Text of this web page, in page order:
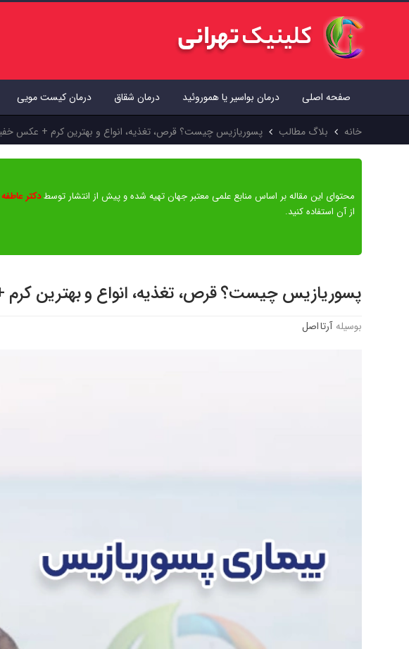
صفحه اصلی درمان بواسیر یا هموروئید درمان شقاق درمان کیست مویی
خانه بلاگ مطالب پسوریازیس چیست؟ قرص، تغذیه، انواع و بهترین کرم + عکس
محتوای این مقاله بر اساس منابع علمی معتبر جهان تهیه شده و پیش از انتشار توسطدکتر
از آن استفاده کنید.
پسوریازیس چیست؟ قرص، تغذیه، انواع و بهترین
بوسیله آرتا اصل